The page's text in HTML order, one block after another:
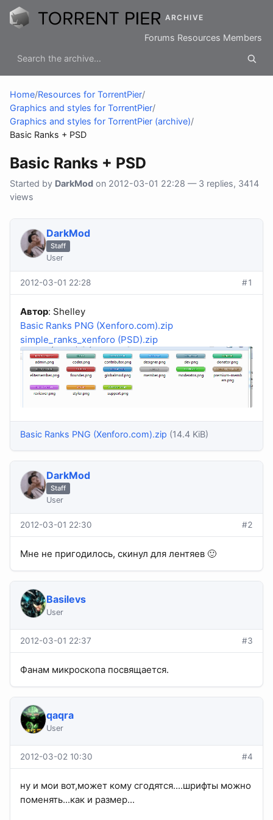
ARCHIVE
Forums Resources Members
Home/Resources for TorrentPier/
Graphics and styles for TorrentPier/
Graphics and styles for TorrentPier (archive)/
Basic Ranks + PSD
Basic Ranks + PSD
Started by DarkMod on 2012-03-01 22:28 — 3 replies, 3414
views
DarkMod
Staff
User
2012-03-01 22:28 #1
Автор: Shelley
Basic Ranks PNG (Xenforo.com).zip
simple_ranks_xenforo (PSD).zip
Basic Ranks PNG (Xenforo.com).zip (14.4 KiB)
DarkMod
Staff
User
2012-03-01 22:30 #2
Мне не пригодилось, скинул для лентяев 🙂
Basilevs
User
2012-03-01 22:37 #3
Фанам микроскопа посвящается.
qaqra
User
2012-03-02 10:30 #4
ну и мои вот,может кому сгодятся....шрифты можно
поменять...как и размер...